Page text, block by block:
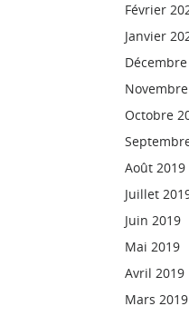
Février
Janvier
Octobre
Août 2019
Juillet
Juin 2019
Mai 2019
Avril 2019
Mars 2019